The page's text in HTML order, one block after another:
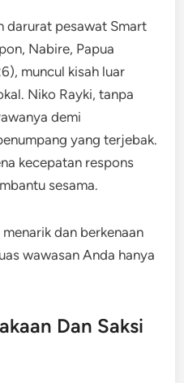
darurat pesawat Smart
Nabire, Papua
muncul kisah luar
Niko Rayki, tanpa
demi
yang terjebak.
kecepatan respons
sesama.
dan berkenaan
wawasan Anda hanya
Dan Saksi